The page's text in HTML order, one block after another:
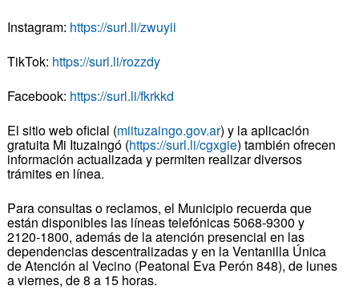
Instagram: https://surl.li/zwuyii
TikTok: https://surl.li/rozzdy
Facebook: https://surl.li/fkrkkd
El sitio web oficial (miituzaingo.gov.ar) y la aplicación
gratuita Mi Ituzaingó (https://surl.li/cgxgie) también ofrecen
información actualizada y permiten realizar diversos
trámites en línea.
Para consultas o reclamos, el Municipio recuerda que
están disponibles las líneas telefónicas 5068-9300 y
2120-1800, además de la atención presencial en las
dependencias descentralizadas y en la Ventanilla Única
de Atención al Vecino (Peatonal Eva Perón 848), de lunes
a viernes, de 8 a 15 horas.